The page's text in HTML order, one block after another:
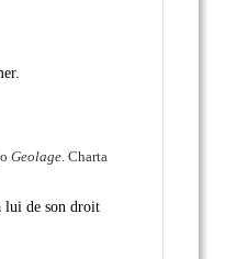
Geolage. Charta
lui de son droit